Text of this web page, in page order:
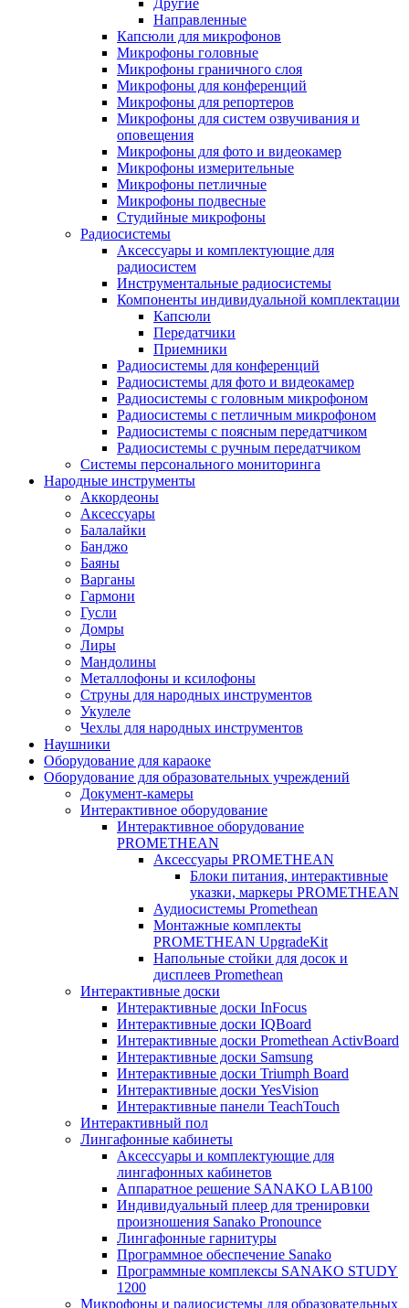
Другие
Направленные
Капсюли для микрофонов
Микрофоны головные
Микрофоны граничного слоя
Микрофоны для конференций
Микрофоны для репортеров
Микрофоны для систем озвучивания и
оповещения
Микрофоны для фото и видеокамер
Микрофоны измерительные
Микрофоны петличные
Микрофоны подвесные
Студийные микрофоны
Радиосистемы
Аксессуары и комплектующие для
радиосистем
Инструментальные радиосистемы
Компоненты индивидуальной комплектации
Капсюли
Передатчики
Приемники
Радиосистемы для конференций
Радиосистемы для фото и видеокамер
Радиосистемы с головным микрофоном
Радиосистемы с петличным микрофоном
Радиосистемы с поясным передатчиком
Радиосистемы с ручным передатчиком
Системы персонального мониторинга
Народные инструменты
Аккордеоны
Аксессуары
Балалайки
Банджо
Баяны
Варганы
Гармони
Гусли
Домры
Лиры
Мандолины
Металлофоны и ксилофоны
Струны для народных инструментов
Укулеле
Чехлы для народных инструментов
Наушники
Оборудование для караоке
Оборудование для образовательных учреждений
Документ-камеры
Интерактивное оборудование
Интерактивное оборудование
PROMETHEAN
Аксессуары PROMETHEAN
Блоки питания, интерактивные
указки, маркеры PROMETHEAN
Аудиосистемы Promethean
Монтажные комплекты
PROMETHEAN UpgradeKit
Напольные стойки для досок и
дисплеев Promethean
Интерактивные доски
Интерактивные доски InFocus
Интерактивные доски IQBoard
Интерактивные доски Promethean ActivBoard
Интерактивные доски Samsung
Интерактивные доски Triumph Board
Интерактивные доски YesVision
Интерактивные панели TeachTouch
Интерактивный пол
Лингафонные кабинеты
Аксессуары и комплектующие для
лингафонных кабинетов
Аппаратное решение SANAKO LAB100
Индивидуальный плеер для тренировки
произношения Sanako Pronounce
Лингафонные гарнитуры
Программное обеспечение Sanako
Программные комплексы SANAKO STUDY
1200
Микрофоны и радиосистемы для образовательных